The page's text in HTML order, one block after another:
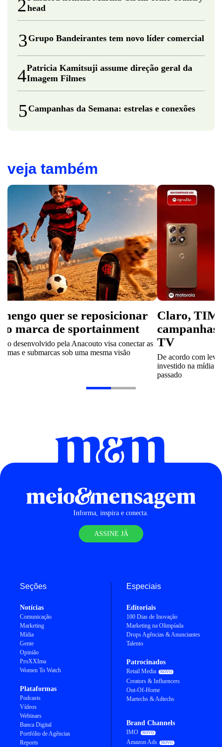
2head
3 Grupo Bandeirantes tem novo líder comercial
4Patricia Kamitsuji assume direção geral da
Imagem Filmes
5Campanhas da Semana: estrelas e conexões
veja também
quer se reposicionar
marca de sportainment
desenvolvido pela Anacouto visa conectar as
e submarcas sob uma mesma visão
Claro, TIM
campanhas
TV
De acordo com
investido na mídia
passado
Informa, inspira e conecta.
ASSINE JÁ
Seções
Notícias
Comunicação
Marketing
Mídia
Gente
Opinião
ProXXIma
Women To Watch
Plataformas
Podcasts
Vídeos
Webinars
Banca Digital
Portfólio de Agências
Reports
Especiais
Editoriais
100 Dias de Inovação
Marketing na Olimpíada
Drops Agências & Anunciantes
Talento
Patrocinados
Retail Media
Creators & Influencers
Out-Of-Home
Martechs & Adtechs
Brand Channels
IMO
Amazon Ads